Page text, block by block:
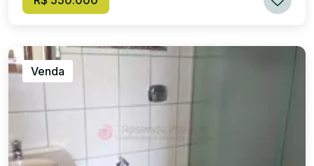
bicicletário, play e 01 vaga de garagem. Excelente
APROXIMADO). Excelente localização, próximo da
rodoviária e de diversos estabelecimentos comerciais!
Venda